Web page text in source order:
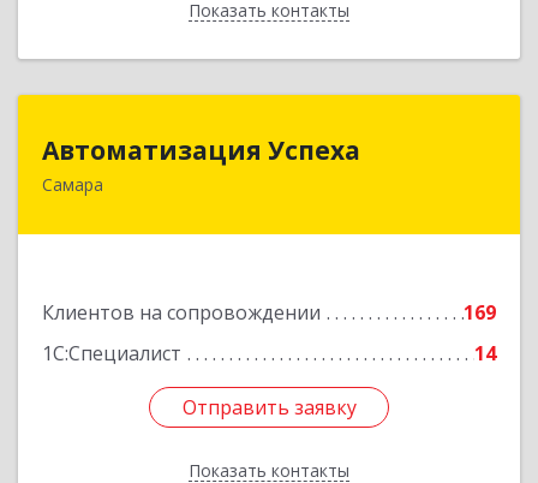
Показать контакты
Назад
Автоматизация Успеха
Самара
Клиентов на сопровождении
169
1С:Специалист
14
Отправить заявку
Показать контакты
Отправить заявку
Назад